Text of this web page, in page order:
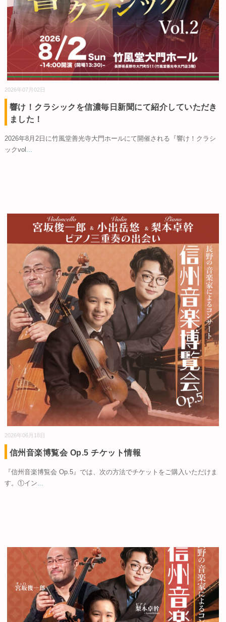
2026年07月02日
響け！クラシックを信濃毎日新聞にて紹介していただき
ました！
2026年8月2日に竹風堂善光寺大門ホールにて開催される『響け！クラシ
ックvol ...
2026年06月18日
信州音楽博覧会 Op.5 チケット情報
『信州音楽博覧会 Op.5』では、次の方法でチケットをご購入いただけま
す。①イン...